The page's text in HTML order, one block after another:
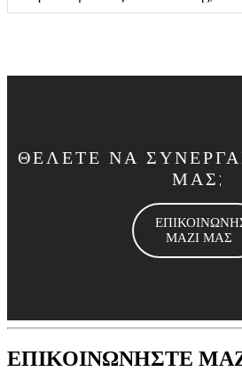
ΘΕΛΕΤΕ ΝΑ
ΜΑΣ;
ΜΑΖΙ ΜΑΣ
ΕΠΙΚΟΙΝΩΝΗΣΤΕ